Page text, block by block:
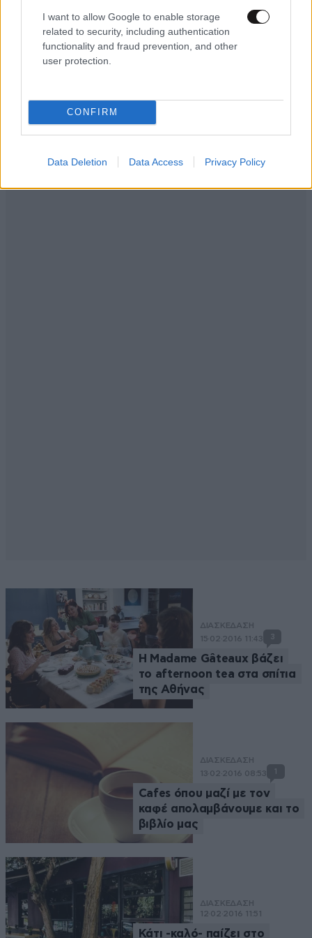
I want to allow Google to enable storage
related to security, including authentication
functionality and fraud prevention, and other
user protection.
CONFIRM
Data Deletion Data Access Privacy Policy
Mongo Sushi Spot στις 21 και
28 Φεβρουαρίου
ΔΙΑΣΚΕΔΑΣΗ
15·02·2016 11:43
3
H Madame Gâteaux βάζει
το afternoon tea στα σπίτια
της Αθήνας
ΔΙΑΣΚΕΔΑΣΗ
13·02·2016 08:53
1
Cafes όπου μαζί με τον
καφέ απολαμβάνουμε και το
βιβλίο μας
ΔΙΑΣΚΕΔΑΣΗ
12·02·2016 11:51
Κάτι -καλό- παίζει στο